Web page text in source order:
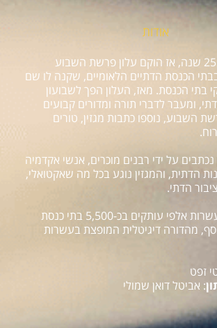
אודות
הכל התחיל לפני 25 שנה, אז הוקם עלון פרשת השבוע
הכנסת הדתיים הלאומיים, שקנה לו שם
בתי הכנסת. מאז, העלון הפך לשבועון
ומעבר לדברי תורה ומדורים קבועים
השבוע, נוספו כתבות מגזין, טורים
על ידי רבנים מוכרים, אנשי אקדמיה
הדתית, והמגזין נוגע בכל מה שאקטואלי,
הדתי.
השבועון מופץ בעשרות אלפי עותקים בכ-5,500 בתי כנסת
מהדורה דיגיטלית המופצת בעשרות
זפט
: אביטל דואן שמולי